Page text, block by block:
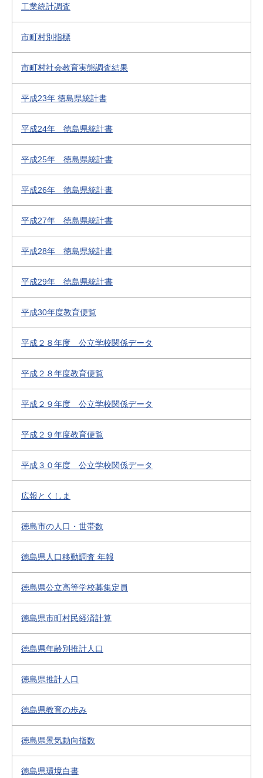
工業統計調査
市町村別指標
市町村社会教育実態調査結果
平成23年 徳島県統計書
平成24年 徳島県統計書
平成25年 徳島県統計書
平成26年 徳島県統計書
平成27年 徳島県統計書
平成28年 徳島県統計書
平成29年 徳島県統計書
平成30年度教育便覧
平成２８年度 公立学校関係データ
平成２８年度教育便覧
平成２９年度 公立学校関係データ
平成２９年度教育便覧
平成３０年度 公立学校関係データ
広報とくしま
徳島市の人口・世帯数
徳島県人口移動調査 年報
徳島県公立高等学校募集定員
徳島県市町村民経済計算
徳島県年齢別推計人口
徳島県推計人口
徳島県教育の歩み
徳島県景気動向指数
徳島県環境白書